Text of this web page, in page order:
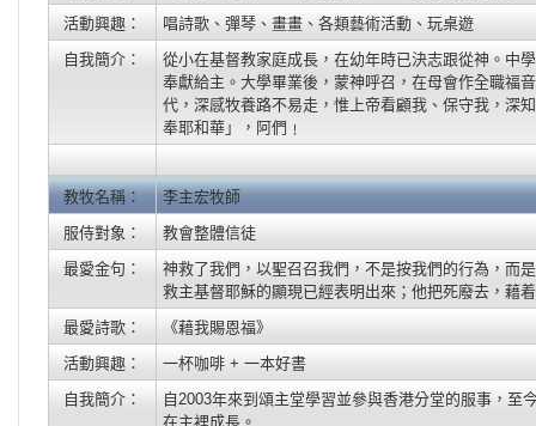
活動興趣：
唱詩歌、彈琴、畫畫、各類藝術活動、玩桌遊
自我簡介：
從小在基督教家庭成長，在幼年時已決志跟從神。中
奉獻給主。大學畢業後，蒙神呼召，在母會作全職福
代，深感牧養路不易走，惟上帝看顧我、保守我，深
奉耶和華」，阿們﹗
教牧名稱：
李主宏牧師
服侍對象：
教會整體信徒
最愛金句：
神救了我們，以聖召召我們，不是按我們的行為，而
救主基督耶穌的顯現已經表明出來；他把死廢去，藉
最愛詩歌：
《藉我賜恩福》
活動興趣：
一杯咖啡 + 一本好書
自我簡介：
自2003年來到頌主堂學習並參與香港分堂的服事，
在主裡成長。